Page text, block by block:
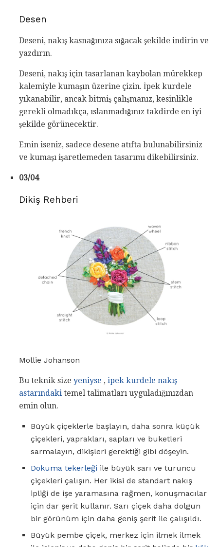
Desen
Deseni, nakış kasnağınıza sığacak şekilde indirin ve
yazdırın.
Deseni, nakış için tasarlanan kaybolan mürekkep
kalemiyle kumaşın üzerine çizin. İpek kurdele
yıkanabilir, ancak bitmiş çalışmanız, kesinlikle
gerekli olmadıkça, ıslanmadığınız takdirde en iyi
şekilde görünecektir.
Emin iseniz, sadece desene atıfta bulunabilirsiniz
ve kumaşı işaretlemeden tasarımı dikebilirsiniz.
03/04
Dikiş Rehberi
Mollie Johanson
Bu teknik size yeniyse , ipek kurdele nakış
astarındaki temel talimatları uyguladığınızdan
emin olun.
Büyük çiçeklerle başlayın, daha sonra küçük
çiçekleri, yaprakları, sapları ve buketleri
sarmalayın, dikişleri gerektiği gibi döşeyin.
Dokuma tekerleği ile büyük sarı ve turuncu
çiçekleri çalışın. Her ikisi de standart nakış
ipliği de işe yaramasına rağmen, konuşmacılar
için dar şerit kullanır. Sarı çiçek daha dolgun
bir görünüm için daha geniş şerit ile çalışıldı.
Büyük pembe çiçek, merkez için ilmek ilmek